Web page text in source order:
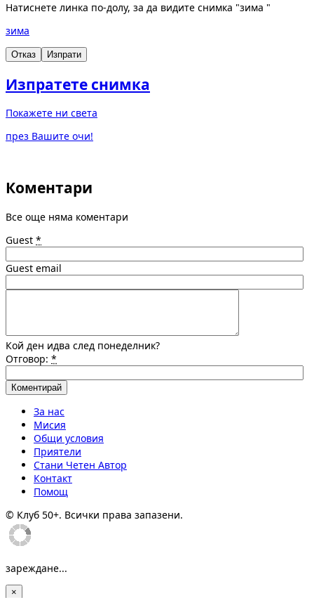
Натиснете линка по-долу, за да видите снимка "зима "
зима
Отказ Изпрати
Изпратете снимка
Покажете ни света
през Вашите очи!
Коментари
Все още няма коментари
Guest *
Guest email
Кой ден идва след понеделник?
Отговор: *
За нас
Мисия
Общи условия
Приятели
Стани Четен Автор
Контакт
Помощ
© Клуб 50+. Всички права запазени.
зареждане...
×